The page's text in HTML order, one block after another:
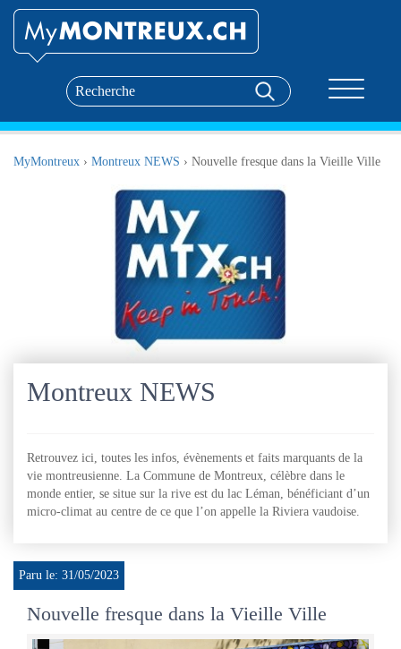
MyMontreux › Montreux NEWS › Nouvelle fresque dans la Vieille Ville
Montreux NEWS
Retrouvez ici, toutes les infos, évènements et faits marquants de la
vie montreusienne. La Commune de Montreux, célèbre dans le
monde entier, se situe sur la rive est du lac Léman, bénéficiant d’un
micro-climat au centre de ce que l’on appelle la Riviera vaudoise.
Paru le: 31/05/2023
Nouvelle fresque dans la Vieille Ville